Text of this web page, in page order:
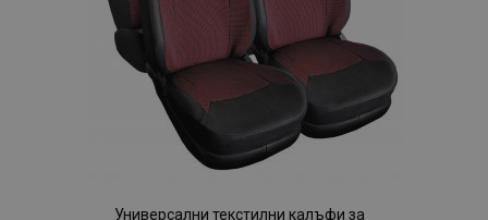
продукти
Универсални текстилни калъфи за